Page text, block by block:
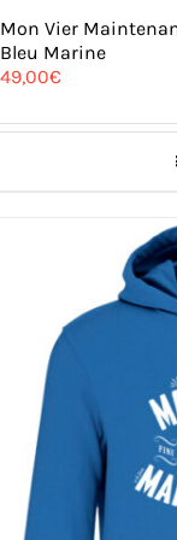
Mon Vier
Bleu Marine
49,00€